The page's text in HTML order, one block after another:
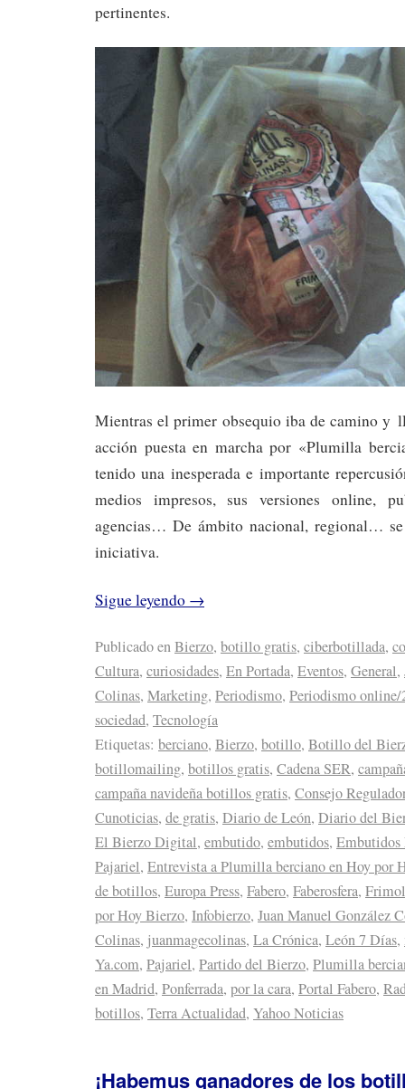
pertinentes.
Mientras el primer obsequio iba de camino y
acción puesta en marcha por «Plumilla
tenido una inesperada e importante
medios impresos, sus versiones online,
agencias… De ámbito nacional, regional…
iniciativa.
Sigue leyendo →
Publicado enBierzo, botillo gratis, ciberbotillada,
Cultura, curiosidades, En Portada, Eventos, General,
Colinas, Marketing, Periodismo, Periodismo online/
sociedad, Tecnología
Etiquetas: berciano, Bierzo, botillo, Botillo del
botillomailing, botillos gratis, Cadena SER,
campaña navideña botillos gratis, Consejo
Cunoticias, de gratis, Diario de León, Diario del
El Bierzo Digital, embutido, embutidos,
Pajariel, Entrevista a Plumilla berciano en Hoy por
de botillos, Europa Press, Fabero, Faberosfera,
por Hoy Bierzo, Infobierzo, Juan Manuel González
Colinas, juanmagecolinas, La Crónica, León 7 Días,
Ya.com, Pajariel, Partido del Bierzo, Plumilla
en Madrid, Ponferrada, por la cara, Portal Fabero,
botillos, Terra Actualidad, Yahoo Noticias
¡Habemus ganadores de los